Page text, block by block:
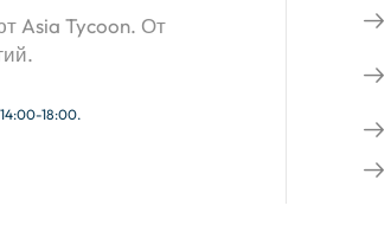
Asia Tycoon. От
18:00.